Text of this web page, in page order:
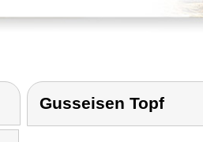
Gusseisen Topf